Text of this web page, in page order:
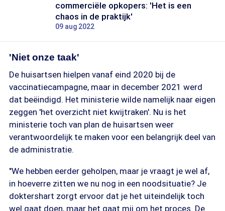
commerciële opkopers: 'Het is een
chaos in de praktijk'
09 aug 2022
'Niet onze taak'
De huisartsen hielpen vanaf eind 2020 bij de
vaccinatiecampagne, maar in december 2021 werd
dat beëindigd. Het ministerie wilde namelijk naar eigen
zeggen 'het overzicht niet kwijtraken'. Nu is het
ministerie toch van plan de huisartsen weer
verantwoordelijk te maken voor een belangrijk deel van
de administratie.
"We hebben eerder geholpen, maar je vraagt je wel af,
in hoeverre zitten we nu nog in een noodsituatie? Je
doktershart zorgt ervoor dat je het uiteindelijk toch
wel gaat doen, maar het gaat mij om het proces. De